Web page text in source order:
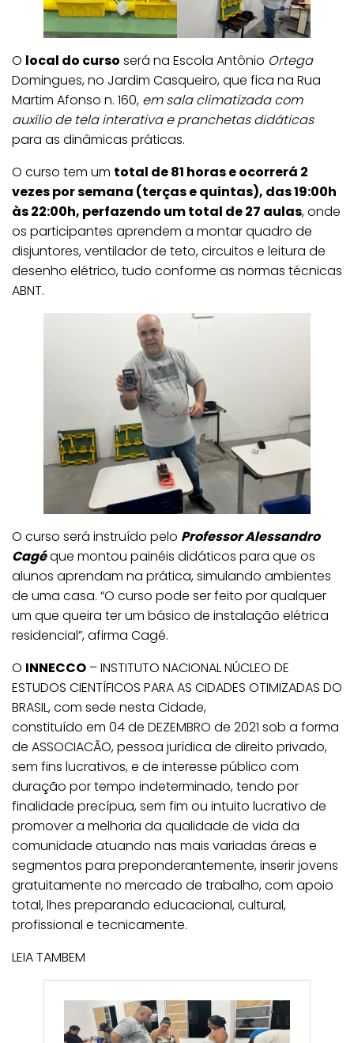
O local do curso será na Escola Antônio Ortega
Domingues, no Jardim Casqueiro, que fica na Rua
Martim Afonso n. 160, em sala climatizada com
auxílio de tela interativa e pranchetas didáticas
para as dinâmicas práticas.
O curso tem um total de 81 horas e ocorrerá 2
vezes por semana (terças e quintas), das 19:00h
às 22:00h, perfazendo um total de 27 aulas, onde
os participantes aprendem a montar quadro de
disjuntores, ventilador de teto, circuitos e leitura de
desenho elétrico, tudo conforme as normas técnicas
ABNT.
O curso será instruído pelo Professor Alessandro
Cagéque montou painéis didáticos para que os
alunos aprendam na prática, simulando ambientes
de uma casa. “O curso pode ser feito por qualquer
um que queira ter um básico de instalação elétrica
residencial”, afirma Cagé.
O INNECCO – INSTITUTO NACIONAL NÚCLEO DE
ESTUDOS CIENTÍFICOS PARA AS CIDADES OTIMIZADAS DO
BRASIL, com sede nesta Cidade,
constituído em 04 de DEZEMBRO de 2021 sob a forma
de ASSOCIACÃO, pessoa jurídica de direito privado,
sem fins lucrativos, e de interesse público com
duração por tempo indeterminado, tendo por
finalidade precípua, sem fim ou intuito lucrativo de
promover a melhoria da qualidade de vida da
comunidade atuando nas mais variadas áreas e
segmentos para preponderantemente, inserir jovens
gratuitamente no mercado de trabalho, com apoio
total, lhes preparando educacional, cultural,
profissional e tecnicamente.
LEIA TAMBEM